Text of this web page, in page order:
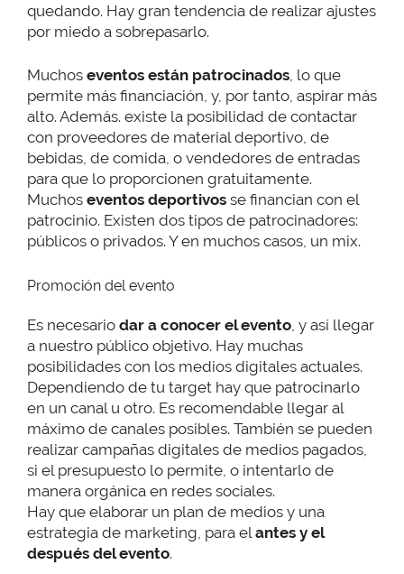
quedando. Hay gran tendencia de realizar ajustes
por miedo a sobrepasarlo.
Muchos eventos están patrocinados, lo que
permite más financiación, y, por tanto, aspirar más
alto. Además. existe la posibilidad de contactar
con proveedores de material deportivo, de
bebidas, de comida, o vendedores de entradas
para que lo proporcionen gratuitamente.
Muchos eventos deportivos se financian con el
patrocinio. Existen dos tipos de patrocinadores:
públicos o privados. Y en muchos casos, un mix.
Promoción del evento
Es necesario dar a conocer el evento , y así llegar
a nuestro público objetivo. Hay muchas
posibilidades con los medios digitales actuales.
Dependiendo de tu target hay que patrocinarlo
en un canal u otro. Es recomendable llegar al
máximo de canales posibles. También se pueden
realizar campañas digitales de medios pagados,
si el presupuesto lo permite, o intentarlo de
manera orgánica en redes sociales.
Hay que elaborar un plan de medios y una
estrategia de marketing, para el antes y el
después del evento.